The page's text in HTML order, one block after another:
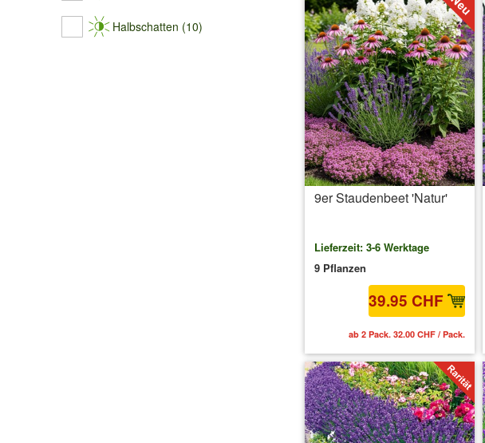
9er Staudenbeet 'Natur'
Lieferzeit: 3-6 Werktage
9 Pflanzen
39.95 CHF
ab 2 Pack. 32.00 CHF / Pack.
Halbschatten (10)